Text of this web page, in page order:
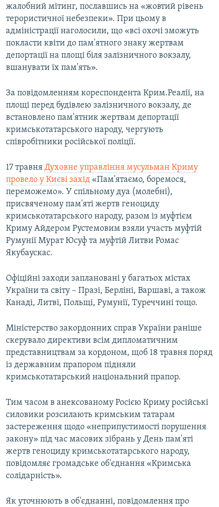
жалобний мітинг, пославшись на «жовтий рівень
терористичної небезпеки». При цьому в
адміністрації наголосили, що «всі охочі зможуть
покласти квіти до пам'ятного знаку жертвам
депортації на площі біля залізничного вокзалу,
вшанувати їх пам'ять».
За повідомленням кореспондента Крим.Реалії, на
площі перед будівлею залізничного вокзалу, де
встановлено пам'ятник жертвам депортації
кримськотатарського народу, чергують
співробітники російської поліції.
17 травня Духовне управління мусульман Криму
провело у Києві захід «Пам'ятаємо, боремося,
переможемо». У спільному дуа (молебні),
присвяченому пам'яті жертв геноциду
кримськотатарського народу, разом із муфтієм
Криму Айдером Рустемовим взяли участь муфтій
Румунії Мурат Юсуф та муфтій Литви Ромас
Якубаускас.
Офіційні заходи заплановані у багатьох містах
України та світу – Празі, Берліні, Варшаві, а також
Канаді, Литві, Польщі, Румунії, Туреччині тощо.
Міністерство закордонних справ України раніше
скерувало директиви всім дипломатичним
представництвам за кордоном, щоб 18 травня поряд
із державним прапором підняли
кримськотатарський національний прапор.
Тим часом в анексованому Росією Криму російські
силовики розсилають кримським татарам
застереження щодо «неприпустимості порушення
закону» під час масових зібрань у День пам'яті
жертв геноциду кримськотатарського народу,
повідомляє громадське об'єднання «Кримська
солідарність».
Як уточнюють в об'єднанні, повідомлення про